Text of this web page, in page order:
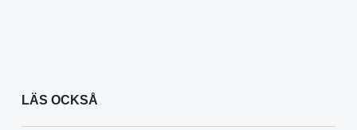
LÄS OCKSÅ